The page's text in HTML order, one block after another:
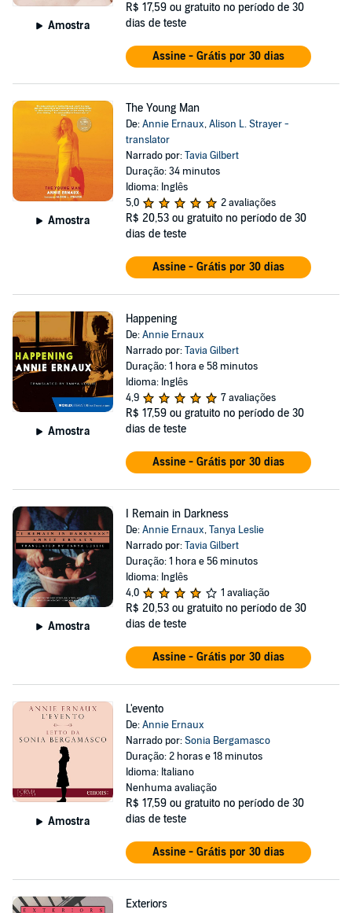
Amostra
R$ 17,59 ou gratuito no período de 30
dias de teste
Assine - Grátis por 30 dias
Amostra
The Young Man
De:Annie Ernaux,Alison L. Strayer -
translator
Narrado por:Tavia Gilbert
Duração: 34 minutos
Idioma: Inglês
5,0
2 avaliações
R$ 20,53 ou gratuito no período de 30
dias de teste
Assine - Grátis por 30 dias
Amostra
Happening
De:Annie Ernaux
Narrado por:Tavia Gilbert
Duração: 1 hora e 58 minutos
Idioma: Inglês
4,9
7 avaliações
R$ 17,59 ou gratuito no período de 30
dias de teste
Assine - Grátis por 30 dias
Amostra
I Remain in Darkness
De:Annie Ernaux,Tanya Leslie
Narrado por:Tavia Gilbert
Duração: 1 hora e 56 minutos
Idioma: Inglês
4,0
1 avaliação
R$ 20,53 ou gratuito no período de 30
dias de teste
Assine - Grátis por 30 dias
Amostra
L'evento
De:Annie Ernaux
Narrado por:Sonia Bergamasco
Duração: 2 horas e 18 minutos
Idioma: Italiano
Nenhuma avaliação
R$ 17,59 ou gratuito no período de 30
dias de teste
Assine - Grátis por 30 dias
Exteriors